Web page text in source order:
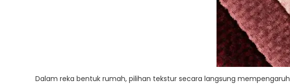
Dalam reka bentuk rumah, pilihan tekstur secara langsung